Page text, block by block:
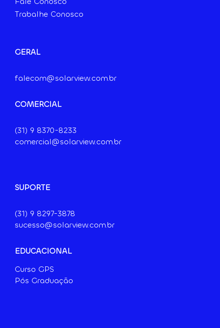
Trabalhe Conosco
GERAL
falecom@solarview.com.br
COMERCIAL
(31) 9 8370-8233
comercial@solarview.com.br
SUPORTE
(31) 9 8297-3878
sucesso@solarview.com.br
EDUCACIONAL
Curso GPS
Pós Graduação